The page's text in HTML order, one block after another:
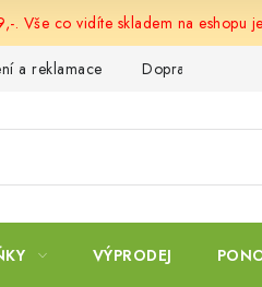
. Vše co vidíte skladem na eshopu
a reklamace Doprava a platba
VÝPRODEJ